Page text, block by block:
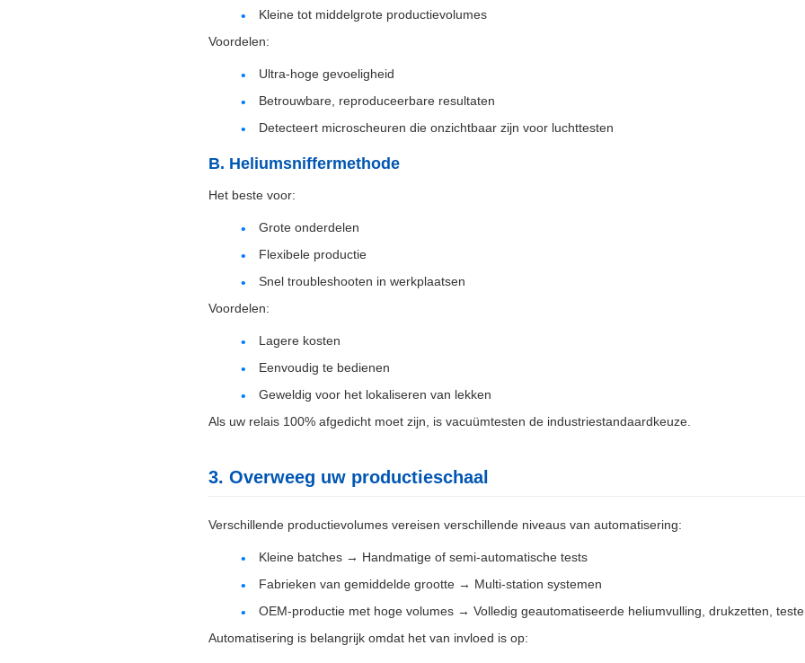
Kleine tot middelgrote productievolumes
Voordelen:
Ultra-hoge gevoeligheid
Betrouwbare, reproduceerbare resultaten
Detecteert microscheuren die onzichtbaar zijn voor luchttesten
B. Heliumsniffermethode
Het beste voor:
Grote onderdelen
Flexibele productie
Snel troubleshooten in werkplaatsen
Voordelen:
Lagere kosten
Eenvoudig te bedienen
Geweldig voor het lokaliseren van lekken
Als uw relais 100% afgedicht moet zijn, is vacuümtesten de industriestandaardkeuze.
3. Overweeg uw productieschaal
Verschillende productievolumes vereisen verschillende niveaus van automatisering:
Kleine batches → Handmatige of semi-automatische tests
Fabrieken van gemiddelde grootte → Multi-station systemen
OEM-productie met hoge volumes → Volledig geautomatiseerde heliumvulling, drukzetten,
Automatisering is belangrijk omdat het van invloed is op: